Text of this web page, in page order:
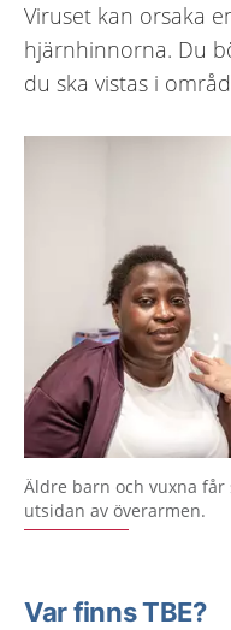
Viruset kan orsaka
hjärnhinnorna. Du
du ska vistas i
Äldre barn och vuxna får
utsidan av överarmen.
Var finns TBE?